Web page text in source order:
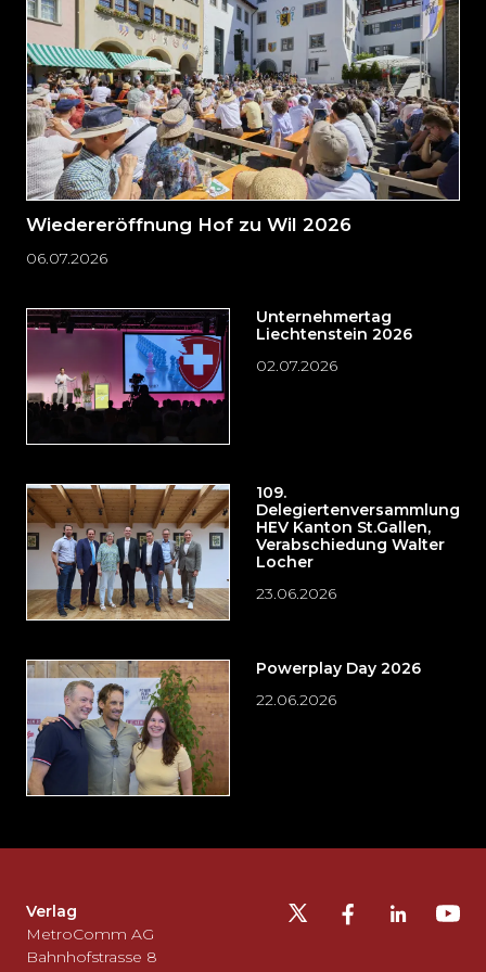
springen?
Wiedereröffnung Hof zu Wil 2026
06.07.2026
Unternehmertag
Liechtenstein 2026
02.07.2026
109.
Delegiertenversammlung
HEV Kanton St.Gallen,
Verabschiedung Walter
Locher
23.06.2026
Powerplay Day 2026
22.06.2026
auslassen
und
zurück
Verlag
MetroComm AG
Bahnhofstrasse 8